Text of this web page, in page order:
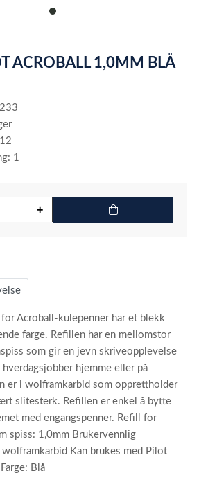
item
ACROBALL 1,0MM BLÅ
1
Acroball-kulepenner har et blekk
farge. Refillen har en mellomstor
som gir en jevn skriveopplevelse
hjemme eller på
er i wolframkarbid som opprettholder
slitesterk. Refillen er enkel å bytte
med engangspenner. Refill for
spiss: 1,0mm Brukervennlig
Kan brukes med Pilot
Blå